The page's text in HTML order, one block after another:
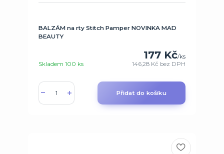
BALZÁM na rty Stitch Pamper NOVINKA MAD
BEAUTY
177 Kč/ks
146,28 Kč bez DPH
Skladem 100 ks
Přidat do košíku